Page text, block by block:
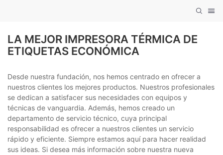
LA MEJOR IMPRESORA TÉRMICA DE
ETIQUETAS ECONÓMICA
Desde nuestra fundación, nos hemos centrado en ofrecer a
nuestros clientes los mejores productos. Nuestros profesionales
se dedican a satisfacer sus necesidades con equipos y
técnicas de vanguardia. Además, hemos creado un
departamento de servicio técnico, cuya principal
responsabilidad es ofrecer a nuestros clientes un servicio
rápido y eficiente. Siempre estamos aquí para hacer realidad
sus ideas. Si desea más información sobre nuestra nueva